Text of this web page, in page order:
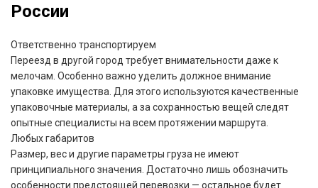
России
Ответственно транспортируем
Переезд в другой город требует внимательности даже к
мелочам. Особенно важно уделить должное внимание
упаковке имущества. Для этого используются качественные
упаковочные материалы, а за сохранностью вещей следят
опытные специалисты на всем протяжении маршрута.
Любых габаритов
Размер, вес и другие параметры груза не имеют
принципиального значения. Достаточно лишь обозначить
особенности предстоящей перевозки — остальное будет